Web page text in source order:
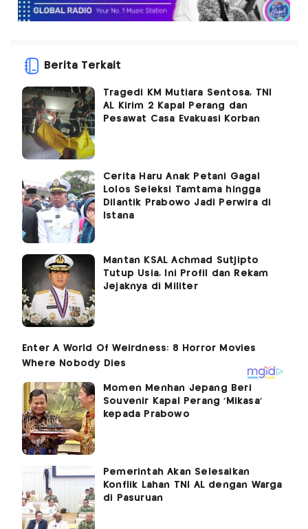
Berita Terkait
Tragedi KM Mutiara Sentosa, TNI
AL Kirim 2 Kapal Perang dan
Pesawat Casa Evakuasi Korban
Cerita Haru Anak Petani Gagal
Lolos Seleksi Tamtama hingga
Dilantik Prabowo Jadi Perwira di
Istana
Mantan KSAL Achmad Sutjipto
Tutup Usia, Ini Profil dan Rekam
Jejaknya di Militer
Momen Menhan Jepang Beri
Souvenir Kapal Perang 'Mikasa'
kepada Prabowo
Pemerintah Akan Selesaikan
Konflik Lahan TNI AL dengan Warga
di Pasuruan